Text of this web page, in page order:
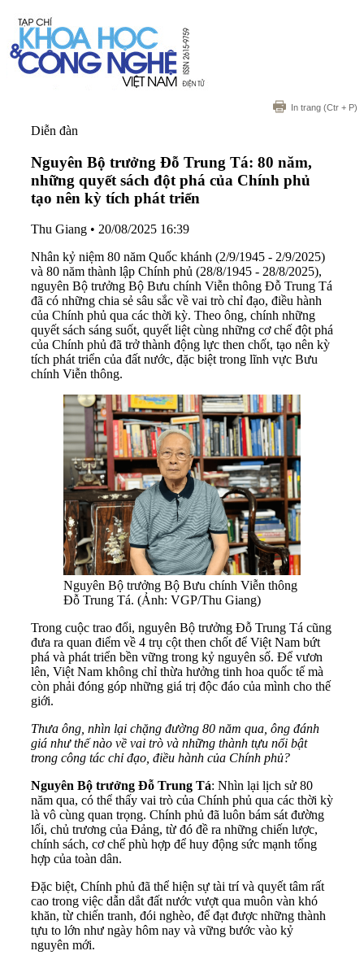
In trang (Ctr + P)
Diễn đàn
Nguyên Bộ trưởng Đỗ Trung Tá: 80 năm,
những quyết sách đột phá của Chính phủ
tạo nên kỳ tích phát triển
Thu Giang • 20/08/2025 16:39
Nhân kỷ niệm 80 năm Quốc khánh (2/9/1945 - 2/9/2025)
và 80 năm thành lập Chính phủ (28/8/1945 - 28/8/2025),
nguyên Bộ trưởng Bộ Bưu chính Viễn thông Đỗ Trung Tá
đã có những chia sẻ sâu sắc về vai trò chỉ đạo, điều hành
của Chính phủ qua các thời kỳ. Theo ông, chính những
quyết sách sáng suốt, quyết liệt cùng những cơ chế đột phá
của Chính phủ đã trở thành động lực then chốt, tạo nên kỳ
tích phát triển của đất nước, đặc biệt trong lĩnh vực Bưu
chính Viễn thông.
Nguyên Bộ trưởng Bộ Bưu chính Viễn thông
Đỗ Trung Tá. (Ảnh: VGP/Thu Giang)
Trong cuộc trao đổi, nguyên Bộ trưởng Đỗ Trung Tá cũng
đưa ra quan điểm về 4 trụ cột then chốt để Việt Nam bứt
phá và phát triển bền vững trong kỷ nguyên số. Để vươn
lên, Việt Nam không chỉ thừa hưởng tinh hoa quốc tế mà
còn phải đóng góp những giá trị độc đáo của mình cho thế
giới.
Thưa ông, nhìn lại chặng đường 80 năm qua, ông đánh
giá như thế nào về vai trò và những thành tựu nổi bật
trong công tác chỉ đạo, điều hành của Chính phủ?
Nguyên Bộ trưởng Đỗ Trung Tá: Nhìn lại lịch sử 80
năm qua, có thể thấy vai trò của Chính phủ qua các thời kỳ
là vô cùng quan trọng. Chính phủ đã luôn bám sát đường
lối, chủ trương của Đảng, từ đó đề ra những chiến lược,
chính sách, cơ chế phù hợp để huy động sức mạnh tổng
hợp của toàn dân.
Đặc biệt, Chính phủ đã thể hiện sự tài trí và quyết tâm rất
cao trong việc dẫn dắt đất nước vượt qua muôn vàn khó
khăn, từ chiến tranh, đói nghèo, để đạt được những thành
tựu to lớn như ngày hôm nay và vững bước vào kỷ
nguyên mới.